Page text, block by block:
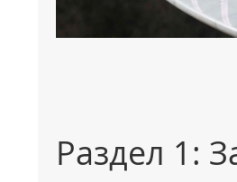
Раздел 1: